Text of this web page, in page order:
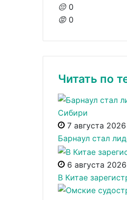
😔 0
😡 0
Читать по
7 августа 2026
Барнаул стал
6 августа
В Китае